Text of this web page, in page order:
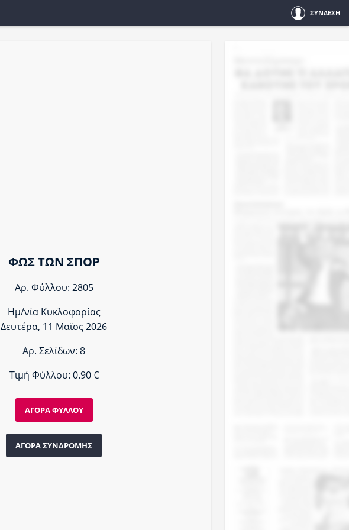
ΣΥΝΔΕΣΗ
ΦΩΣ ΤΩΝ ΣΠΟΡ
Αρ. Φύλλου: 2805
Ημ/νία Κυκλοφορίας
Δευτέρα, 11 Μαϊος 2026
Αρ. Σελίδων: 8
Τιμή Φύλλου: 0.90 €
ΑΓΟΡΑ ΦΥΛΛΟΥ
ΑΓΟΡΑ ΣΥΝΔΡΟΜΗΣ